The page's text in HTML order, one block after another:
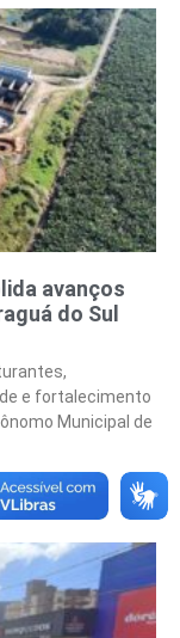
avanços
do Sul
e fortalecimento
Municipal de